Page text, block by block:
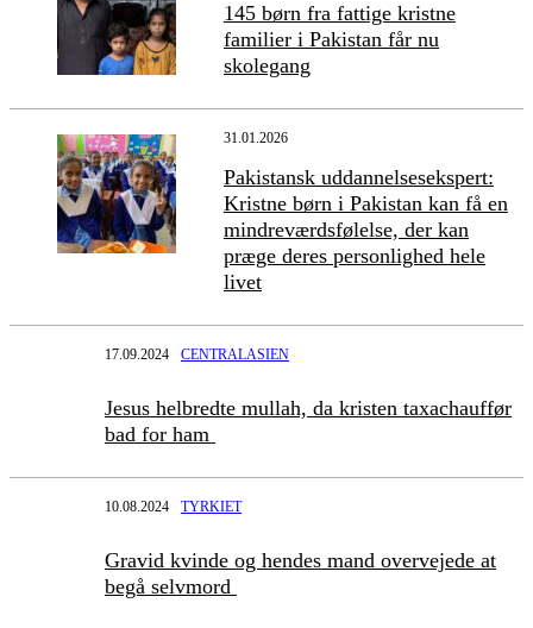
145 børn fra fattige kristne
familier i Pakistan får nu
skolegang
31.01.2026
Pakistansk uddannelsesekspert:
Kristne børn i Pakistan kan få en
mindreværdsfølelse, der kan
præge deres personlighed hele
livet
17.09.2024 CENTRALASIEN
Jesus helbredte mullah, da kristen taxachauffør
bad for ham
10.08.2024 TYRKIET
Gravid kvinde og hendes mand overvejede at
begå selvmord